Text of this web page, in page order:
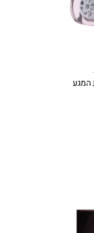
המגע